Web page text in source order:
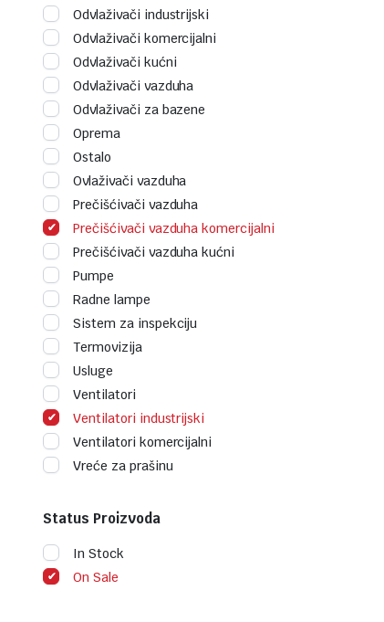
Odvlaživači industrijski
Odvlaživači komercijalni
Odvlaživači kućni
Odvlaživači vazduha
Odvlaživači za bazene
Oprema
Ostalo
Ovlaživači vazduha
Prečišćivači vazduha
Prečišćivači vazduha komercijalni
Prečišćivači vazduha kućni
Pumpe
Radne lampe
Sistem za inspekciju
Termovizija
Usluge
Ventilatori
Ventilatori industrijski
Ventilatori komercijalni
Vreće za prašinu
Status Proizvoda
In Stock
On Sale